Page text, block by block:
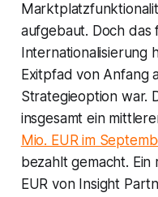
aufgebaut. Doch das
Internationalisierung
Exitpfad von Anfang
Strategieoption war.
insgesamt ein
Mio. EUR im
bezahlt gemacht.
EUR von Insight